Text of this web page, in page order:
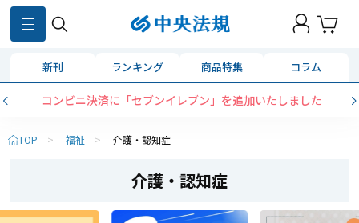
新刊 ランキング 商品特集 コラム
コンビニ決済に「セブンイレブン」を追加いたしました
TOP > 福祉 > 介護・認知症
介護・認知症